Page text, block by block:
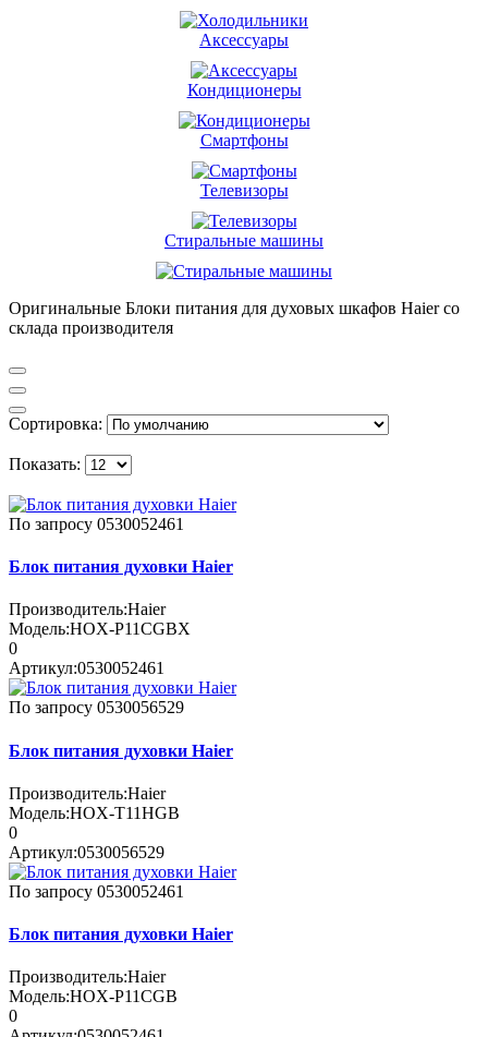
Аксессуары
Кондиционеры
Смартфоны
Телевизоры
Стиральные машины
Оригинальные Блоки питания для духовых шкафов Haier со
склада производителя
Сортировка:
Показать:
По запросу 0530052461
Блок питания духовки Haier
Производитель:Haier
Модель:HOX-P11CGBX
0
Артикул:0530052461
По запросу 0530056529
Блок питания духовки Haier
Производитель:Haier
Модель:HOX-T11HGB
0
Артикул:0530056529
По запросу 0530052461
Блок питания духовки Haier
Производитель:Haier
Модель:HOX-P11CGB
0